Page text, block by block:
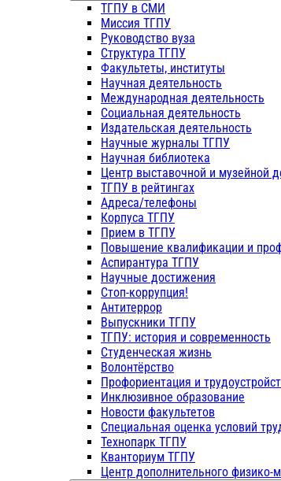
ТГПУ в СМИ
Миссия ТГПУ
Руководство вуза
Структура ТГПУ
Факультеты, институты
Научная деятельность
Международная деятельность
Социальная деятельность
Издательская деятельность
Научные журналы ТГПУ
Научная библиотека
Центр выставочной и музейной
ТГПУ в рейтингах
Адреса/телефоны
Корпуса ТГПУ
Прием в ТГПУ
Повышение квалификации и
Аспирантура ТГПУ
Научные достижения
Стоп-коррупция!
Антитеррор
Выпускники ТГПУ
ТГПУ: история и современность
Студенческая жизнь
Волонтёрство
Профориентация и
Инклюзивное образование
Новости факультетов
Специальная оценка условий
Технопарк ТГПУ
Кванториум ТГПУ
Центр дополнительного физико-